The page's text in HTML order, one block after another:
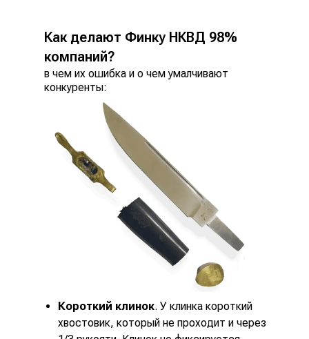
Как делают Финку НКВД 98%
компаний?
Короткий клинок. У клинка короткий
хвостовик, который не проходит и через
в чем их ошибка и о чем умалчивают
конкуренты: